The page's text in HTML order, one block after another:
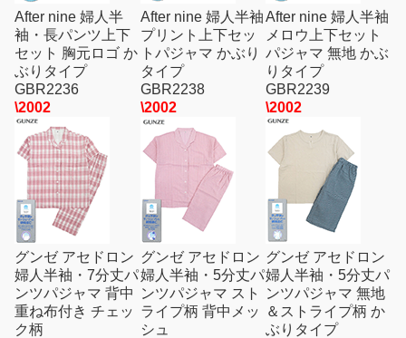
After nine 婦人半
袖・長パンツ上下
セット 胸元ロゴ か
ぶりタイプ
GBR2236
\2002
After nine 婦人半袖
プリント上下セッ
トパジャマ かぶり
タイプ
GBR2238
\2002
After nine 婦人半袖
メロウ上下セット
パジャマ 無地 かぶ
りタイプ
GBR2239
\2002
グンゼ アセドロン
婦人半袖・7分丈パ
ンツパジャマ 背中
重ね布付き チェッ
ク柄
グンゼ アセドロン
婦人半袖・5分丈パ
ンツパジャマ スト
ライプ柄 背中メッ
シュ
グンゼ アセドロン
婦人半袖・5分丈パ
ンツパジャマ 無地
＆ストライプ柄 か
ぶりタイプ